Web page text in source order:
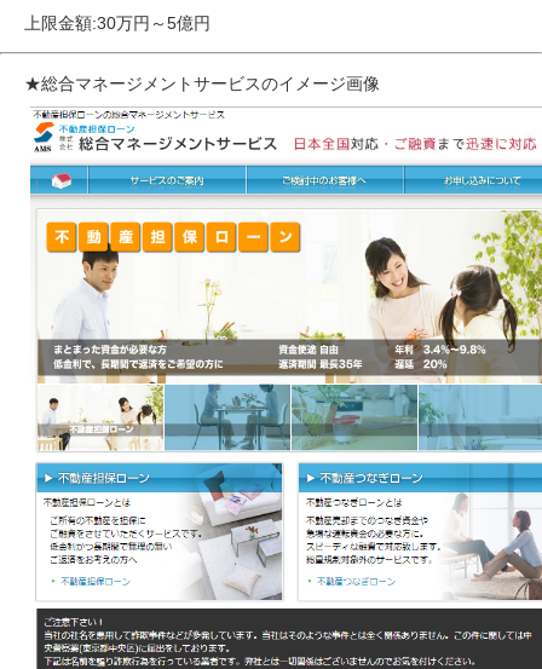
上限金額:30万円～5億円
★総合マネージメントサービスのイメージ画像